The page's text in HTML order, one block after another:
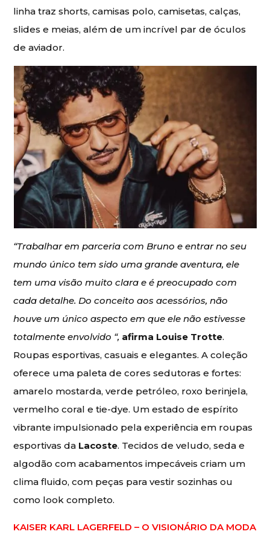
linha traz shorts, camisas polo, camisetas, calças,
slides e meias, além de um incrível par de óculos
de aviador.
“Trabalhar em parceria com Bruno e entrar no seu
mundo único tem sido uma grande aventura, ele
tem uma visão muito clara e é preocupado com
cada detalhe. Do conceito aos acessórios, não
houve um único aspecto em que ele não estivesse
totalmente envolvido “, afirma Louise Trotte.
Roupas esportivas, casuais e elegantes. A coleção
oferece uma paleta de cores sedutoras e fortes:
amarelo mostarda, verde petróleo, roxo berinjela,
vermelho coral e tie-dye. Um estado de espírito
vibrante impulsionado pela experiência em roupas
esportivas da Lacoste. Tecidos de veludo, seda e
algodão com acabamentos impecáveis criam um
clima fluido, com peças para vestir sozinhas ou
como look completo.
KAISER KARL LAGERFELD – O VISIONÁRIO DA MODA